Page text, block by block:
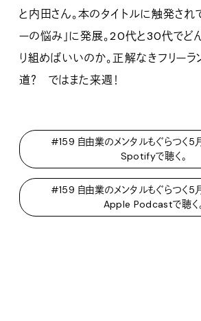
と内田さん。本のタイトルに触発され
ーの悩み」に発展。20代と30代でど
り組めばいいのか。正解なきフリーラ
道？ ではまた来週！
#159 自由業のメンタルもぐらつく5月
Spotifyで聴く。
#159 自由業のメンタルもぐらつく5月
Apple Podcastで聴く